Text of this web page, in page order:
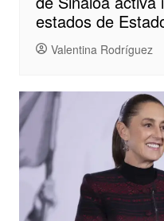
estados de
Valentina Rodríguez